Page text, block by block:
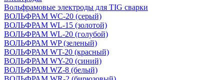
Вольфрамовые электроды для TIG сварки
ВОЛЬФРАМ WC-20 (серый)
ВОЛЬФРАМ WL-15 (золотой)
ВОЛЬФРАМ WL-20 (голубой)
ВОЛЬФРАМ WP (зеленый)
ВОЛЬФРАМ WT-20 (красный)
ВОЛЬФРАМ WY-20 (синий)
ВОЛЬФРАМ WZ-8 (белый)